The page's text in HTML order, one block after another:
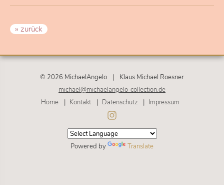
» zurück
© 2026 MichaelAngelo |
Klaus Michael Roesner
michael@michaelangelo-collection.de
Navigation
überspringen
Home Kontakt Datenschutz Impressum
Powered by Translate